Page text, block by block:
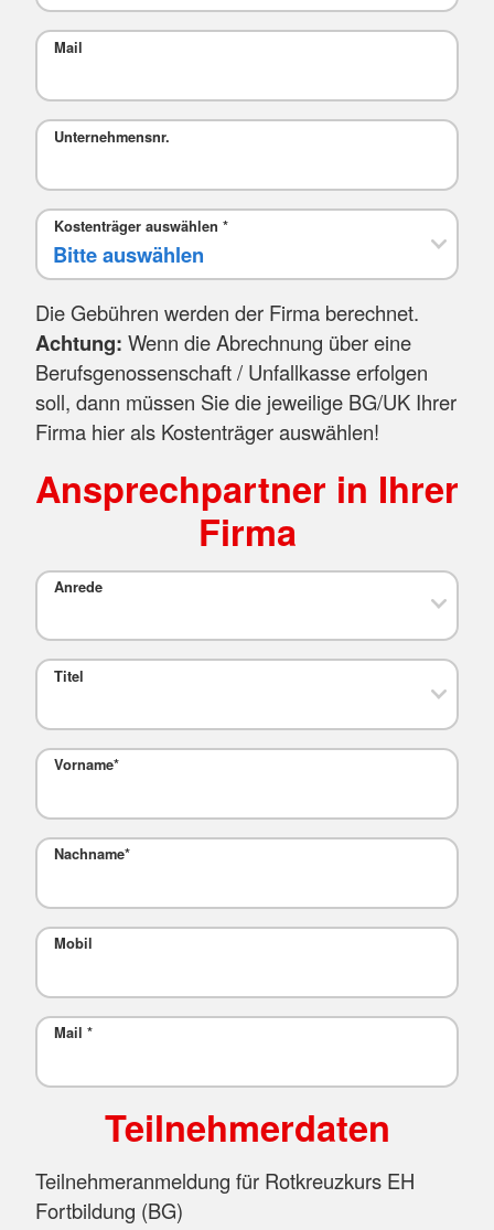
Mail
Unternehmensnr.
Kostenträger auswählen *
Die Gebühren werden der Firma berechnet.
Achtung: Wenn die Abrechnung über eine
Berufsgenossenschaft / Unfallkasse erfolgen
soll, dann müssen Sie die jeweilige BG/UK Ihrer
Firma hier als Kostenträger auswählen!
Ansprechpartner in Ihrer
Firma
Anrede
Titel
Vorname*
Nachname*
Mobil
Mail *
Teilnehmerdaten
Teilnehmeranmeldung für Rotkreuzkurs EH
Fortbildung (BG)